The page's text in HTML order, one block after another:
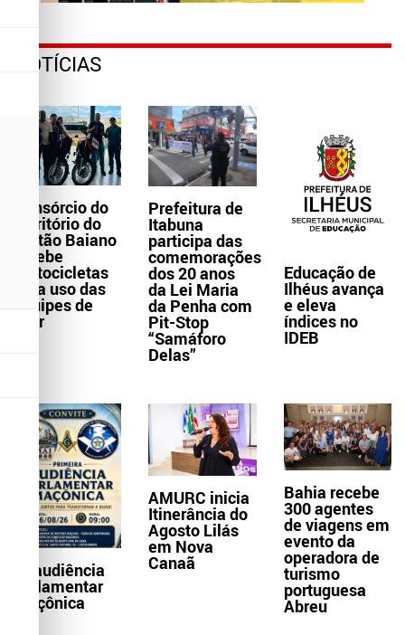
NOTÍCIAS
Consórcio do
Território do
Sertão Baiano
recebe
motocicletas
para uso das
equipes de
Ater
Prefeitura de
Itabuna
participa das
comemorações
dos 20 anos
da Lei Maria
da Penha com
Pit-Stop
“Samáforo
Delas”
Educação de
Ilhéus avança
e eleva
índices no
IDEB
1ª audiência
parlamentar
maçônica
AMURC inicia
Itinerância do
Agosto Lilás
em Nova
Canaã
Bahia recebe
300 agentes
de viagens em
evento da
operadora de
turismo
portuguesa
Abreu